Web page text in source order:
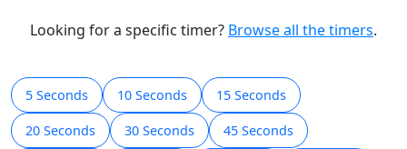
Looking for a specific timer? Browse all the timers.
5 Seconds 10 Seconds 15 Seconds
20 Seconds 30 Seconds 45 Seconds